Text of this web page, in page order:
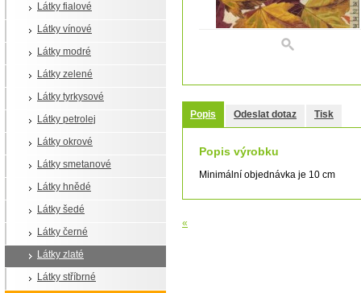
Látky fialové
Látky vínové
Látky modré
Látky zelené
Látky tyrkysové
Látky petrolej
Látky okrové
Látky smetanové
Látky hnědé
Látky šedé
Látky černé
Látky zlaté
Látky stříbrné
Popis Odeslat dotaz Tisk
Popis výrobku
Minimální objednávka je 10 cm
«